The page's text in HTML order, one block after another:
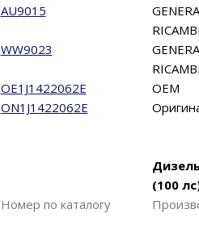
AU9015
WW9023
OE1J1422062E
OEM
ON1J1422062E
(100
Номер по каталогу